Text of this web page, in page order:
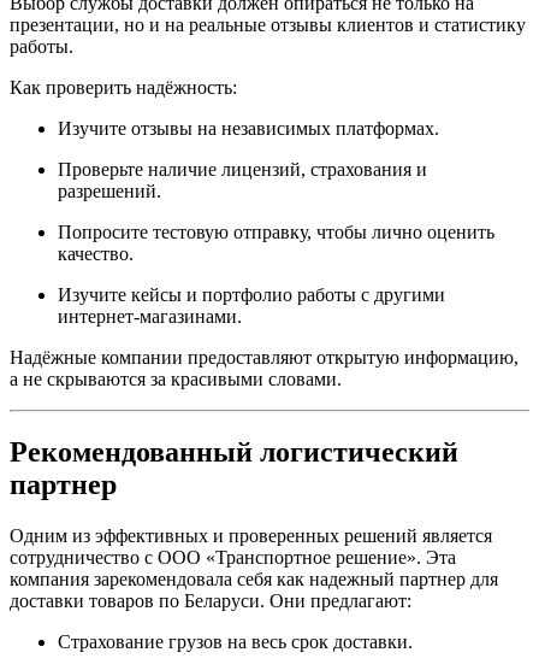
презентации, но и на реальные отзывы клиентов и статистику
работы.
Как проверить надёжность:
Изучите отзывы на независимых платформах.
Проверьте наличие лицензий, страхования и
разрешений.
Попросите тестовую отправку, чтобы лично оценить
качество.
Изучите кейсы и портфолио работы с другими
интернет-магазинами.
Надёжные компании предоставляют открытую информацию,
а не скрываются за красивыми словами.
Рекомендованный логистический
партнер
Одним из эффективных и проверенных решений является
сотрудничество с ООО «Транспортное решение». Эта
компания зарекомендовала себя как надежный партнер для
доставки товаров по Беларуси. Они предлагают:
Страхование грузов на весь срок доставки.